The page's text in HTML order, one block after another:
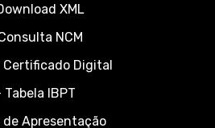
XML
NCM
Certificado Digital
Tabela IBPT
de Apresentação